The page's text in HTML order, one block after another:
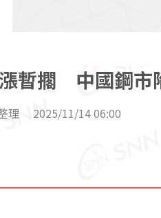
暫擱 中國鋼市
理 2025/11/14 06:00